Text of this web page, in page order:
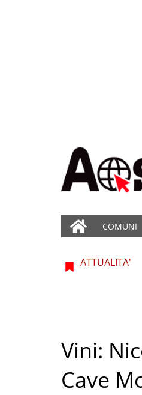
COMUNI
ATTUALITA'
Vini:
Cave